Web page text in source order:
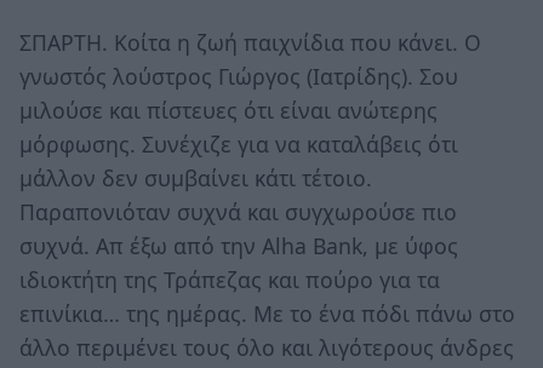
ΣΠΑΡΤΗ. Kοίτα η ζωή παιχνίδια που κάνει. Ο
γνωστός λούστρος Γιώργος (Ιατρίδης). Σου
μιλούσε και πίστευες ότι είναι ανώτερης
μόρφωσης. Συνέχιζε για να καταλάβεις ότι
μάλλον δεν συμβαίνει κάτι τέτοιο.
Παραπονιόταν συχνά και συγχωρούσε πιο
συχνά. Απ έξω από την Alha Bank, με ύφος
ιδιοκτήτη της Τράπεζας και πούρο για τα
επινίκια… της ημέρας. Με το ένα πόδι πάνω στο
άλλο περιμένει τους όλο και λιγότερους άνδρες